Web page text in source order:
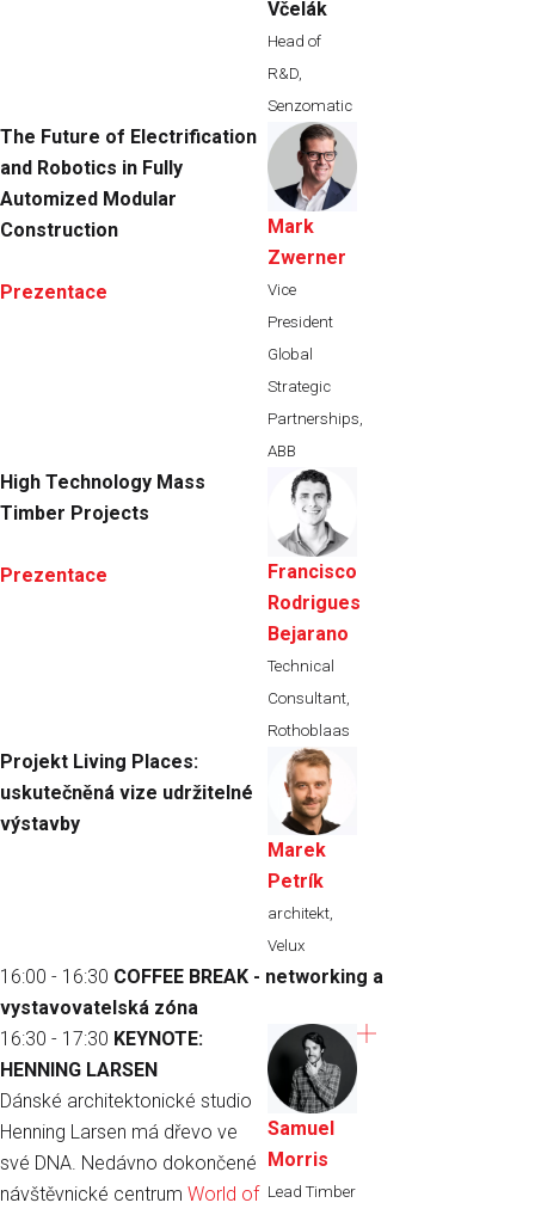
Včelák
Head of
R&D,
Senzomatic
The Future of Electrification
and Robotics in Fully
Automized Modular
Construction
Prezentace
Mark
Zwerner
Vice
President
Global
Strategic
Partnerships,
ABB
High Technology Mass
Timber Projects
Prezentace
Francisco
Rodrigues
Bejarano
Technical
Consultant,
Rothoblaas
Projekt Living Places:
uskutečněná vize udržitelné
výstavby
Marek
Petrík
architekt,
Velux
16:00 - 16:30 COFFEE BREAK - networking a
vystavovatelská zóna
16:30 - 17:30 KEYNOTE:
HENNING LARSEN
Dánské architektonické studio
Henning Larsen má dřevo ve
své DNA. Nedávno dokončené
návštěvnické centrum World of
Samuel
Morris
Lead Timber